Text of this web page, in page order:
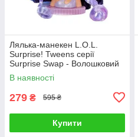
Лялька-манекен L.O.L.
Surprise! Tweens серії
Surprise Swap - Волошковий
образ 593522-6
В наявності
279 ₴ 595 ₴
Купити